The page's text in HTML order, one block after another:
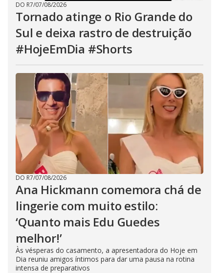
DO R7/07/08/2026
Tornado atinge o Rio Grande do
Sul e deixa rastro de destruição
#HojeEmDia #Shorts
DO R7/07/08/2026
Ana Hickmann comemora chá de
lingerie com muito estilo:
‘Quanto mais Edu Guedes
melhor!’
Às vésperas do casamento, a apresentadora do Hoje em
Dia reuniu amigos íntimos para dar uma pausa na rotina
intensa de preparativos